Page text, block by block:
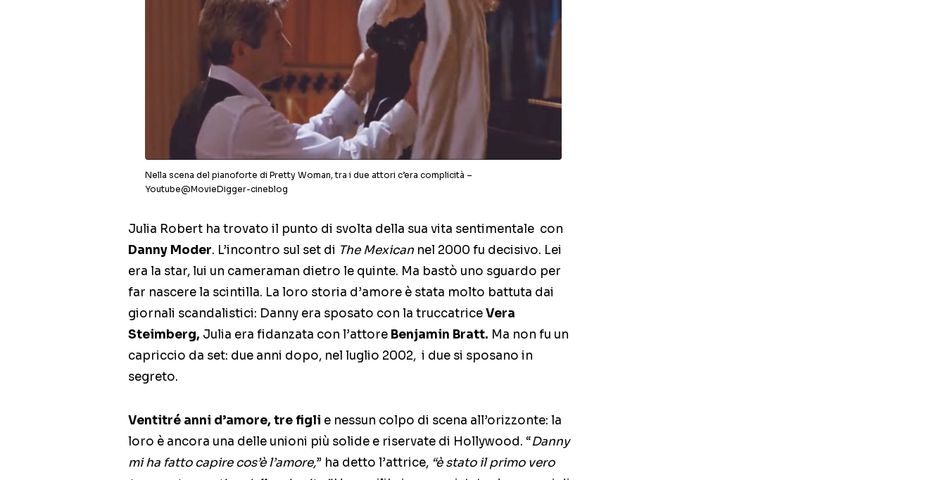
Nella scena del pianoforte di Pretty Woman, tra i due attori c’era complicità –
Youtube@MovieDigger-cineblog
Julia Robert ha trovato il punto di svolta della sua vita sentimentale con
Danny Moder. L’incontro sul set di The Mexican nel 2000 fu decisivo. Lei
era la star, lui un cameraman dietro le quinte. Ma bastò uno sguardo per
far nascere la scintilla. La loro storia d’amore è stata molto battuta dai
giornali scandalistici: Danny era sposato con la truccatriceVera
Steimberg, Julia era fidanzata con l’attore Benjamin Bratt. Ma non fu un
capriccio da set: due anni dopo, nel luglio 2002, i due si sposano in
segreto.
Ventitré anni d’amore, tre figli e nessun colpo di scena all’orizzonte: la
loro è ancora una delle unioni più solide e riservate di Hollywood. “Danny
mi ha fatto capire cos’è l’amore,” ha detto l’attrice, “è stato il primo vero